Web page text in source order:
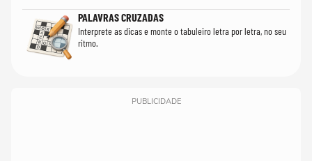
PALAVRAS CRUZADAS
Interprete as dicas e monte o tabuleiro letra por letra, no seu
ritmo.
PUBLICIDADE